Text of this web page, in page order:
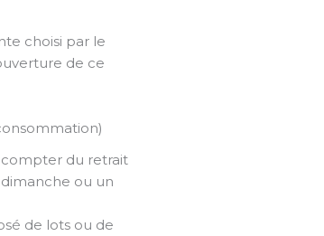
choisi par le
de ce
compter du retrait
ou un
de lots ou de